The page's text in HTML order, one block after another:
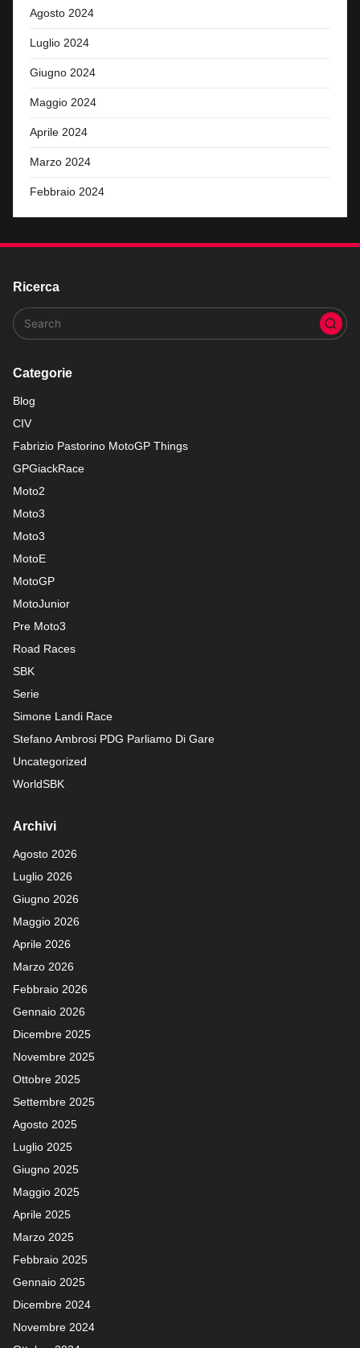
Agosto 2024
Luglio 2024
Giugno 2024
Maggio 2024
Aprile 2024
Marzo 2024
Febbraio 2024
Ricerca
Categorie
Blog
CIV
Fabrizio Pastorino MotoGP Things
GPGiackRace
Moto2
Moto3
Moto3
MotoE
MotoGP
MotoJunior
Pre Moto3
Road Races
SBK
Serie
Simone Landi Race
Stefano Ambrosi PDG Parliamo Di Gare
Uncategorized
WorldSBK
Archivi
Agosto 2026
Luglio 2026
Giugno 2026
Maggio 2026
Aprile 2026
Marzo 2026
Febbraio 2026
Gennaio 2026
Dicembre 2025
Novembre 2025
Ottobre 2025
Settembre 2025
Agosto 2025
Luglio 2025
Giugno 2025
Maggio 2025
Aprile 2025
Marzo 2025
Febbraio 2025
Gennaio 2025
Dicembre 2024
Novembre 2024